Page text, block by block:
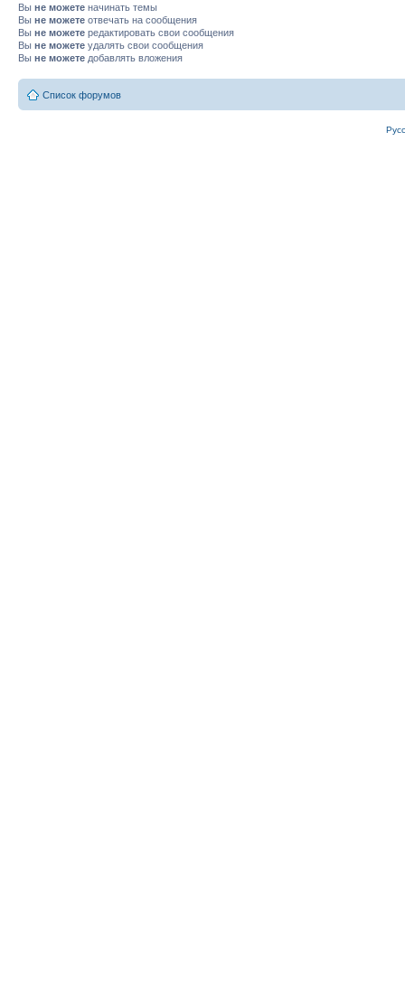
Вы не можете начинать темы
Вы не можете отвечать на сообщения
Вы не можете редактировать свои сообщения
Вы не можете удалять свои сообщения
Вы не можете добавлять вложения
Список форумов